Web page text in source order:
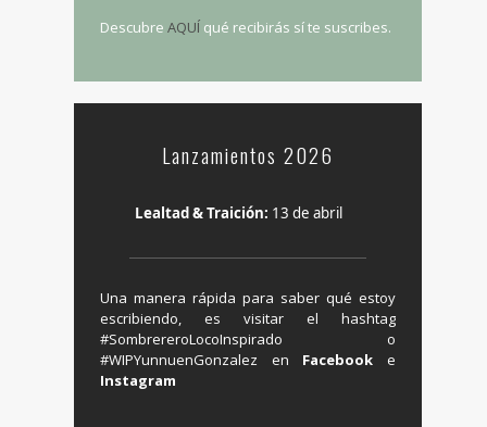
Descubre AQUÍ qué recibirás sí te suscribes.
Lanzamientos 2026
Lealtad & Traición: 13 de abril
Una manera rápida para saber qué estoy
escribiendo, es visitar el hashtag
‬#SombrereroLocoInspirado o
#WIPYunnuenGonzalez en ‪ Facebook e
Instagram